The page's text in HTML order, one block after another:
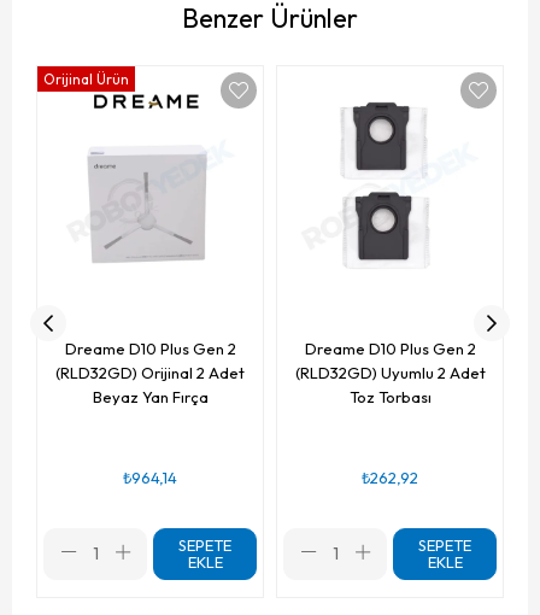
Benzer Ürünler
Dreame D10 Plus Gen 2
(RLD32GD) Orijinal 2 Adet
Beyaz Yan Fırça
₺964,14
SEPETE
EKLE
Orijinal Ürün
Dreame D10 Plus Gen 2
(RLD32GD) Uyumlu 2 Adet
Toz Torbası
₺262,92
SEPETE
EKLE